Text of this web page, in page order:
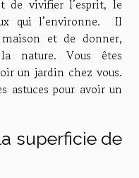
de vivifier l’esprit, le
qui l’environne. Il
et de donner,
nature. Vous êtes
un jardin chez vous.
astuces pour avoir un
superficie de